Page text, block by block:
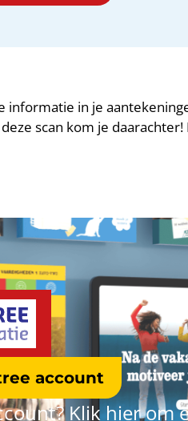
informatie in je
scan kom je
account
Klik hier om